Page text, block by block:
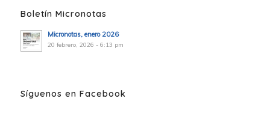
Boletín Micronotas
Micronotas, enero 2026
20 febrero, 2026 - 6:13 pm
Síguenos en Facebook